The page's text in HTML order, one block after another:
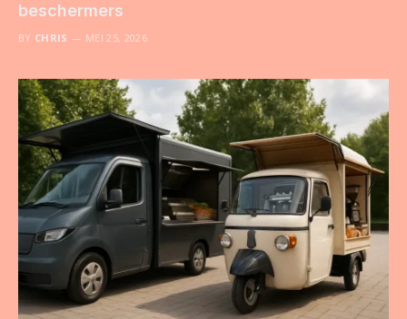
beschermers
BY CHRIS MEI 25, 2026